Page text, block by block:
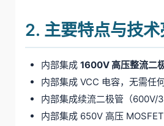
2. 主要特点与技术
内部集成 1600V 高压整流二
内部集成 VCC 电容，无需任
内部集成续流二极管（
内部集成 650V 高压